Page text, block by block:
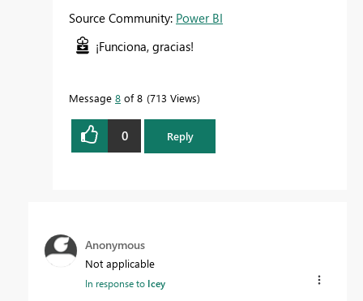
Source Community: Power BI
¡Funciona, gracias!
Message 8 of 8 713 Views
0 Reply
Anonymous
Not applicable
In response to Icey